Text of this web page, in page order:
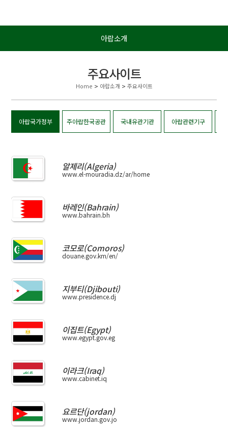
아랍소개
주요사이트
Home > 아랍소개 > 주요사이트
아랍국가정부 주아랍한국공관 국내유관기관 아랍관련기구
알제리(Algeria)
www.el-mouradia.dz/ar/home
바레인(Bahrain)
www.bahrain.bh
코모로(Comoros)
douane.gov.km/en/
지부티(Djibouti)
www.presidence.dj
이집트(Egypt)
www.egypt.gov.eg
이라크(Iraq)
www.cabinet.iq
요르단(jordan)
www.jordan.gov.jo